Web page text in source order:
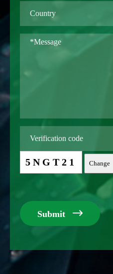
5NGT21 Change
Submit 